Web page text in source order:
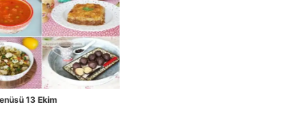
13 Ekim